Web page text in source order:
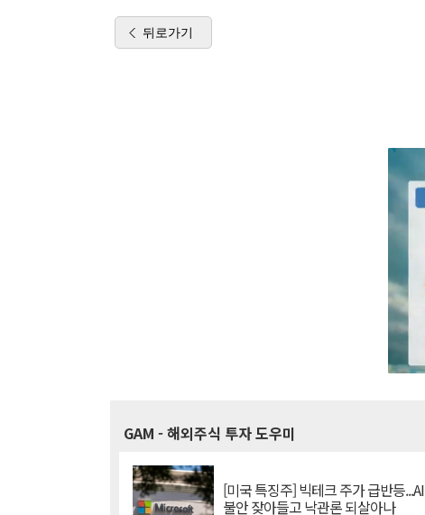
뒤로가기
GAM - 해외주식 투자 도우미
[미국 특징주] 빅테크 주가 급반등...AI
불안 잦아들고 낙관론 되살아나